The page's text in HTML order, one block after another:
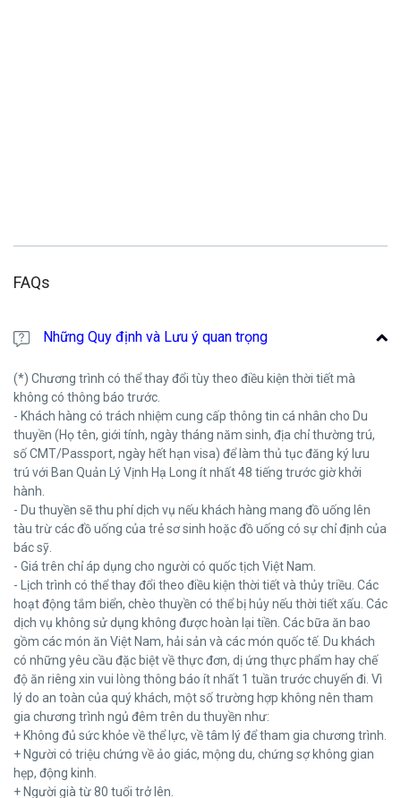
FAQs
Những Quy định và Lưu ý quan trọng
(*) Chương trình có thể thay đổi tùy theo điều kiện thời tiết mà
không có thông báo trước.
- Khách hàng có trách nhiệm cung cấp thông tin cá nhân cho Du
thuyền (Họ tên, giới tính, ngày tháng năm sinh, địa chỉ thường trú,
số CMT/Passport, ngày hết hạn visa) để làm thủ tục đăng ký lưu
trú với Ban Quản Lý Vịnh Hạ Long ít nhất 48 tiếng trước giờ khởi
hành.
- Du thuyền sẽ thu phí dịch vụ nếu khách hàng mang đồ uống lên
tàu trừ các đồ uống của trẻ sơ sinh hoặc đồ uống có sự chỉ định của
bác sỹ.
- Giá trên chỉ áp dụng cho người có quốc tịch Việt Nam.
- Lịch trình có thể thay đổi theo điều kiện thời tiết và thủy triều. Các
hoạt động tắm biển, chèo thuyền có thể bị hủy nếu thời tiết xấu. Các
dịch vụ không sử dụng không được hoàn lại tiền. Các bữa ăn bao
gồm các món ăn Việt Nam, hải sản và các món quốc tế. Du khách
có những yêu cầu đặc biệt về thực đơn, dị ứng thực phẩm hay chế
độ ăn riêng xin vui lòng thông báo ít nhất 1 tuần trước chuyến đi. Vì
lý do an toàn của quý khách, một số trường hợp không nên tham
gia chương trình ngủ đêm trên du thuyền như:
+ Không đủ sức khỏe về thể lực, về tâm lý để tham gia chương trình.
+ Người có triệu chứng về ảo giác, mộng du, chứng sợ không gian
hẹp, động kinh.
+ Người già từ 80 tuổi trở lên.